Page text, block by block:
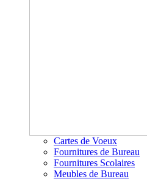
Cartes de Voeux
Fournitures de Bureau
Fournitures Scolaires
Meubles de Bureau